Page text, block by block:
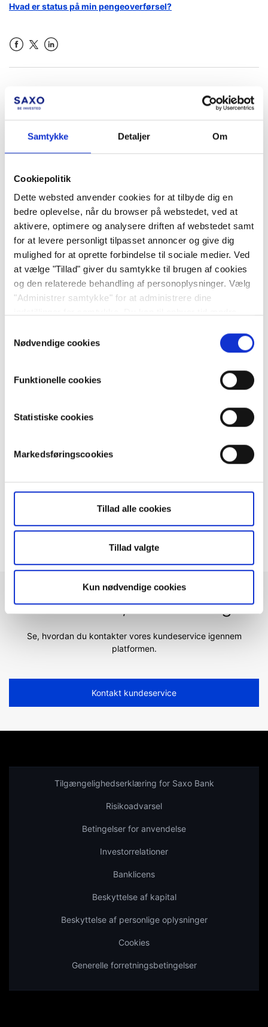
Samtykke Detaljer Om
Cookiepolitik
Dette websted anvender cookies for at tilbyde dig en
bedre oplevelse, når du browser på webstedet, ved at
aktivere, optimere og analysere driften af webstedet samt
for at levere personligt tilpasset annoncer og give dig
mulighed for at oprette forbindelse til sociale medier. Ved
at vælge "Tillad" giver du samtykke til brugen af cookies
og den relaterede behandling af personoplysninger. Vælg
"Administrer samtykke" for at administrere dine
siden om cookiepolitik. Læs
vores cookiepolitik herog
Nødvendige cookies
Funktionelle cookies
Statistiske cookies
Markedsføringscookies
Tillad alle cookies
Tillad valgte
Kun nødvendige cookies
Hvad er status på min pengeoverførsel?
Ikke kunde endnu?
Læs mere om vores mange produkter,
brugervenlige investeringsplatforme og attraktive
priserher
Relaterede artikler
Hvad betyder valørdagen for din udbetaling?
Saxo‑konto?
Kan jeg logge ind på min konto, når jeg rejser til
Fandt du ikke, hvad du søgte?
Se, hvordan du kontakter vores kundeservice igennem
platformen.
Kontakt kundeservice
Tilgængelighedserklæring for Saxo Bank
Risikoadvarsel
Betingelser for anvendelse
Investorrelationer
Banklicens
Beskyttelse af kapital
Beskyttelse af personlige oplysninger
Cookies
Generelle forretningsbetingelser